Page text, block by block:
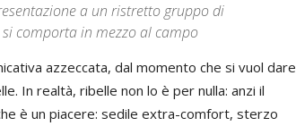
a un ristretto gruppo di
comporta in mezzo al campo
azzeccata, dal momento che si vuol dare
In realtà, ribelle non lo è per nulla: anzi il
è un piacere: sedile extra-comfort, sterzo